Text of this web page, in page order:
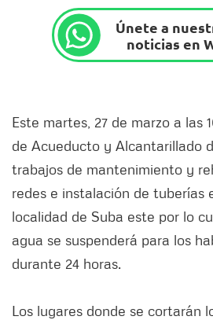
Únete a
noticias en
Este martes, 27 de marzo a las
de Acueducto y Alcantarillado
trabajos de mantenimiento y
redes e instalación de tuberías
localidad de Suba este por lo
agua se suspenderá para los
durante 24 horas.
Los lugares donde se cortarán